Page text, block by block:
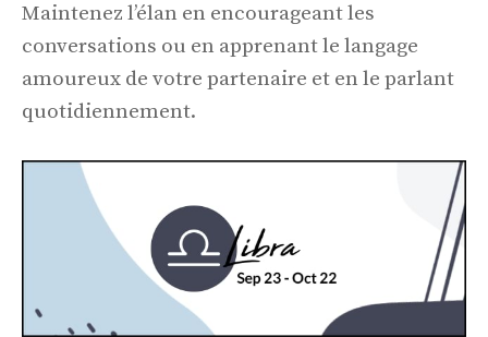
Maintenez l’élan en encourageant les
conversations ou en apprenant le langage
amoureux de votre partenaire et en le parlant
quotidiennement.